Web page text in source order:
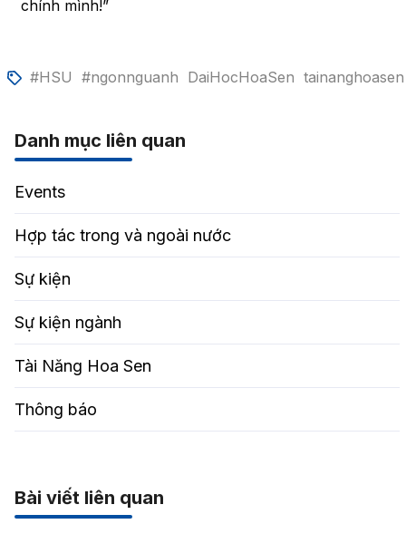
chính mình!”
#HSU #ngonnguanh DaiHocHoaSen tainanghoasen
Danh mục liên quan
Events
Hợp tác trong và ngoài nước
Sự kiện
Sự kiện ngành
Tài Năng Hoa Sen
Thông báo
Bài viết liên quan